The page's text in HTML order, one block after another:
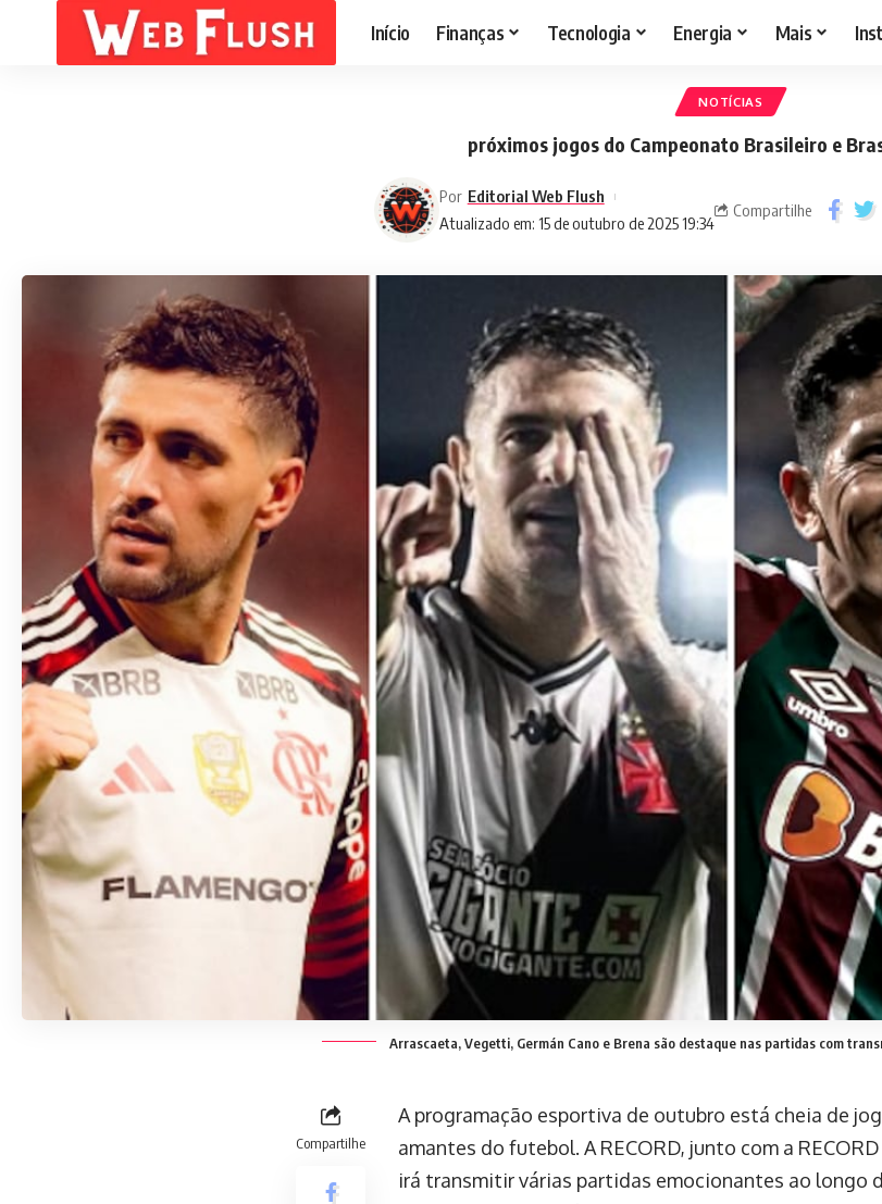
Início Finanças Tecnologia Energia Mais
NOTÍCIAS
próximos jogos do Campeonato Brasileiro e
Atualizado em: 15 de outubro de 2025 19:34
Por Editorial Web Flush
Compartilhe
Arrascaeta, Vegetti, Germán Cano e Brena são destaque nas partidas com
Compartilhe
A programação esportiva de outubro está cheia de
amantes do futebol. A RECORD, junto com a
irá transmitir várias partidas emocionantes ao longo